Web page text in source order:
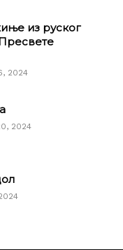
из руског
2024
2024